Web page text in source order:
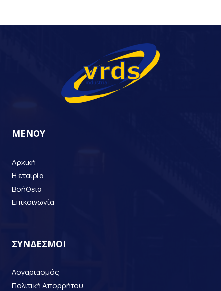
ΜΕΝΟΥ
Αρχική
Η εταιρία
Βοήθεια
Επικοινωνία
ΣΥΝΔΕΣΜΟΙ
Λογαριασμός
Πολιτική Απορρήτου